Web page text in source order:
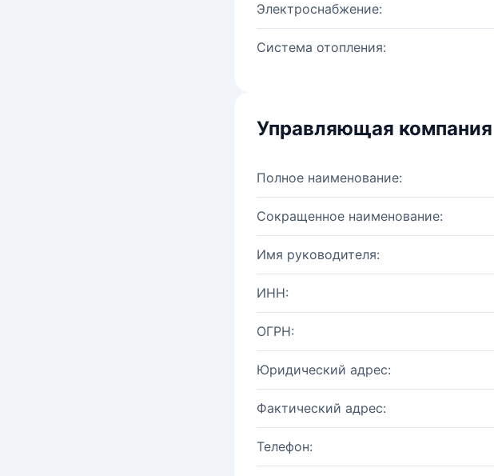
Электроснабжение:
Система отопления:
Управляющая компания
Полное наименование:
Сокращенное наименование:
Имя руководителя:
ИНН:
ОГРН:
Юридический адрес:
Фактический адрес:
Телефон: